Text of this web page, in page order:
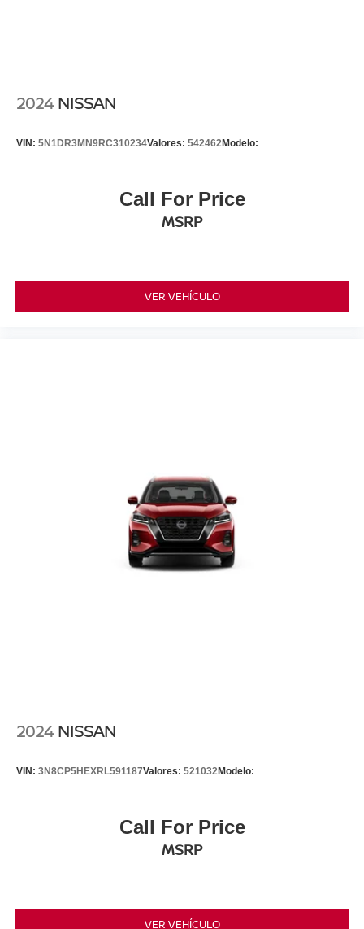
2024 NISSAN
VIN: 5N1DR3MN9RC310234Valores: 542462Modelo:
Call For Price
MSRP
VER VEHÍCULO
2024 NISSAN
VIN: 3N8CP5HEXRL591187Valores: 521032Modelo:
Call For Price
MSRP
VER VEHÍCULO